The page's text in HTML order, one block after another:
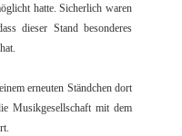
hatte. Sicherlich waren
dieser Stand besonderes
erneuten Ständchen dort
Musikgesellschaft mit dem